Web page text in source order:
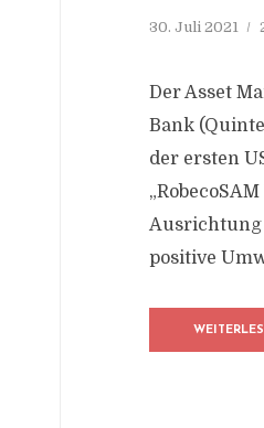
30. Juli 2021
Der Asset
Bank
der ersten
Ausrichtung
positive